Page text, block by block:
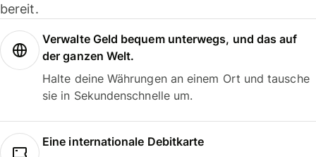
bereit.
Verwalte Geld bequem unterwegs, und das auf
der ganzen Welt.
Halte deine Währungen an einem Ort und tausche
sie in Sekundenschnelle um.
Eine internationale Debitkarte